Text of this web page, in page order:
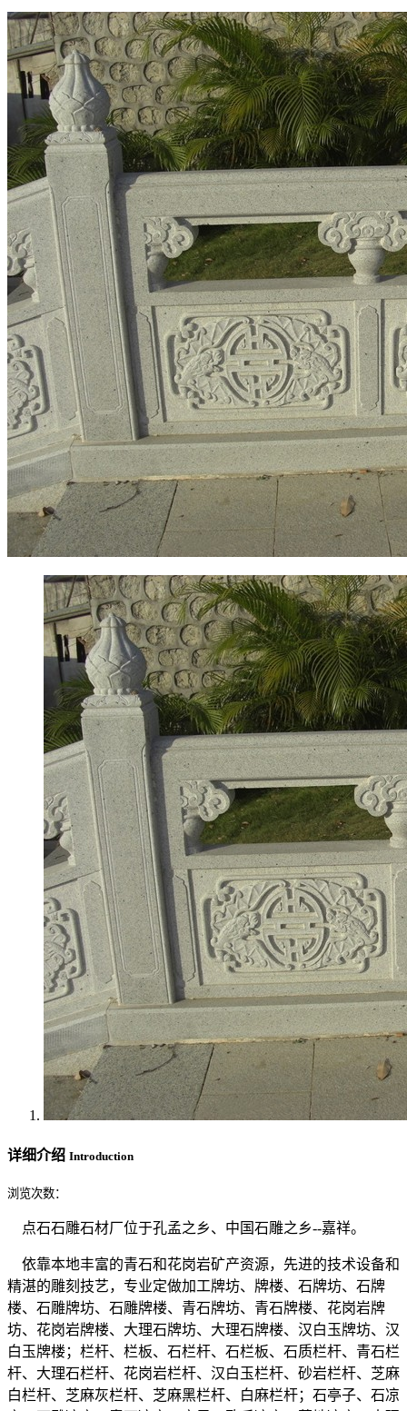
详细介绍 Introduction
浏览次数：
点石石雕石材厂位于孔孟之乡、中国石雕之乡--嘉祥。
依靠本地丰富的青石和花岗岩矿产资源，先进的技术设备和
精湛的雕刻技艺，专业定做加工牌坊、牌楼、石牌坊、石牌
楼、石雕牌坊、石雕牌楼、青石牌坊、青石牌楼、花岗岩牌
坊、花岗岩牌楼、大理石牌坊、大理石牌楼、汉白玉牌坊、汉
白玉牌楼；栏杆、栏板、石栏杆、石栏板、石质栏杆、青石栏
杆、大理石栏杆、花岗岩栏杆、汉白玉栏杆、砂岩栏杆、芝麻
白栏杆、芝麻灰栏杆、芝麻黑栏杆、白麻栏杆；石亭子、石凉